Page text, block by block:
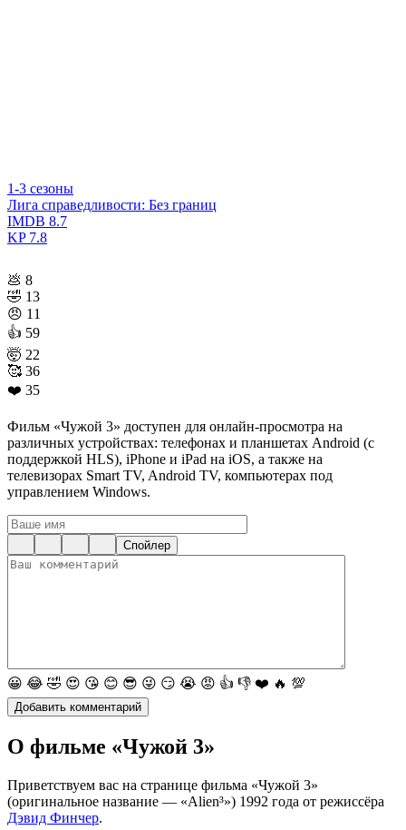
1-3 сезоны
Лига справедливости: Без границ
IMDB 8.7
KP7.8
💩 8
🤣 13
😠 11
👍 59
🤯 22
🥰 36
❤️ 35
Фильм «Чужой 3» доступен для онлайн-просмотра на
различных устройствах: телефонах и планшетах Android (с
поддержкой HLS), iPhone и iPad на iOS, а также на
телевизорах Smart TV, Android TV, компьютерах под
управлением Windows.
Спойлер
😀 😂 🤣 😍 😘 😊 😎 😜 😏 😭 😡 👍 👎 ❤️ 🔥 💯
О фильме «Чужой 3»
Приветствуем вас на странице фильма «Чужой 3»
(оригинальное название — «Alien³») 1992 года от режиссёра
Дэвид Финчер.